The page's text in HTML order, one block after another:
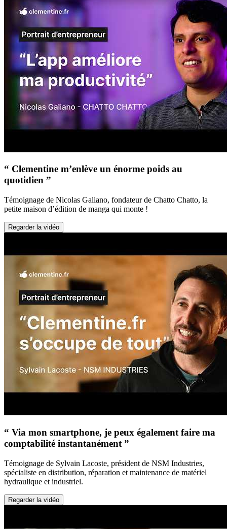
“ Clementine m’enlève un énorme poids au
quotidien ”
Témoignage de Nicolas Galiano, fondateur de Chatto Chatto, la
petite maison d’édition de manga qui monte !
Regarder la vidéo
“ Via mon smartphone, je peux également faire ma
comptabilité instantanément ”
Témoignage de Sylvain Lacoste, président de NSM Industries,
spécialiste en distribution, réparation et maintenance de matériel
hydraulique et industriel.
Regarder la vidéo